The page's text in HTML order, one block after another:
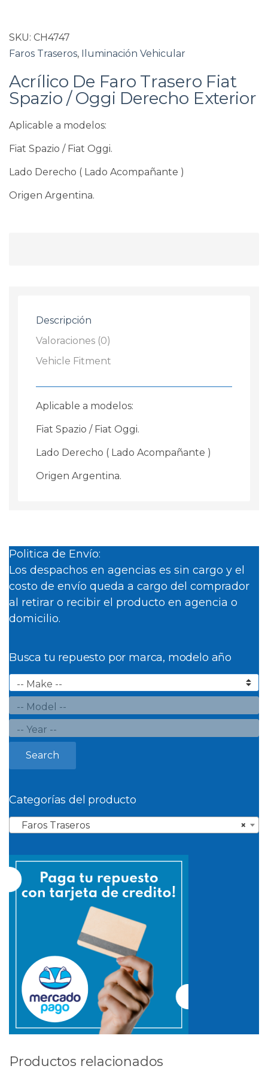
SKU: CH4747
Faros Traseros, Iluminación Vehicular
Acrílico De Faro Trasero Fiat
Spazio / Oggi Derecho Exterior
Aplicable a modelos:
Fiat Spazio / Fiat Oggi.
Lado Derecho ( Lado Acompañante )
Origen Argentina.
Descripción
Valoraciones (0)
Vehicle Fitment
Aplicable a modelos:
Fiat Spazio / Fiat Oggi.
Lado Derecho ( Lado Acompañante )
Origen Argentina.
Politica de Envío:
Los despachos en agencias es sin cargo y el
costo de envío queda a cargo del comprador
al retirar o recibir el producto en agencia o
domicilio.
Busca tu repuesto por marca, modelo año
Search
Categorías del producto
×
Faros Traseros
Productos relacionados